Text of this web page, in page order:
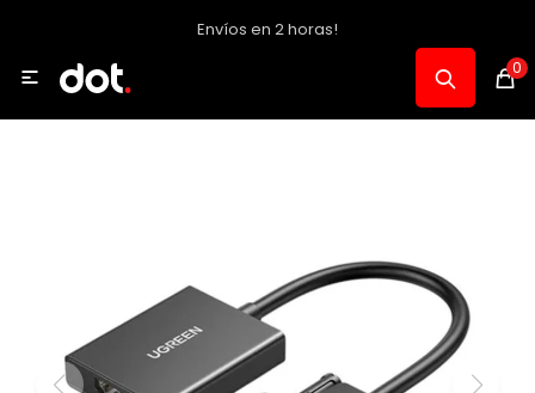
Envíos en 2 horas!
0

Celulares, Relojes y Tablets
Informática